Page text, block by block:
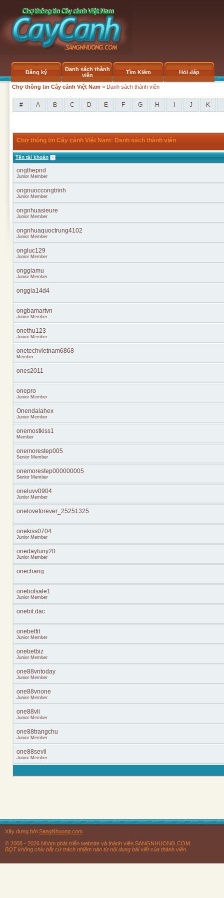
Đăng ký
Danh sách thành
viên
Tìm Kiếm Hỏi đáp
Chợ thông tin Cây cảnh Việt Nam » Danh sách thành viên
# A B C D E F G H J K
Chợ thông tin Cây cảnh Việt Nam: Danh sách thành viên
Tên tài khoản
ongthepnd
Junior Member
ongnuoccongtrinh
Junior Member
ongnhuasieure
Junior Member
ongnhuaquoctrung4102
Junior Member
ongluc129
Junior Member
onggiamu
Junior Member
onggia14d4
ongbamartvn
Junior Member
onethu123
Junior Member
onetechvietnam6868
Member
ones2011
onepro
Junior Member
Onendalahex
Junior Member
onemostkiss1
Member
onemorestep005
Senior Member
onemorestep000000005
Senior Member
oneluvv0904
Junior Member
oneloveforever_25251325
onekiss0704
Junior Member
onedayfuny20
Junior Member
onechang
onebolsale1
Junior Member
onebit.dac
onebetfit
Junior Member
onebetbiz
Junior Member
one88vntoday
Junior Member
one88vnone
Junior Member
one88vli
Junior Member
one88trangchu
Junior Member
one88sevil
Junior Member
Xây dựng bởi SangNhuong.com
© 2008 - 2026 Nhóm phát triển website và thành viên SANGNHUONG.COM.
BQT không chịu bất cứ trách nhiệm nào từ nội dung bài viết của thành viên.